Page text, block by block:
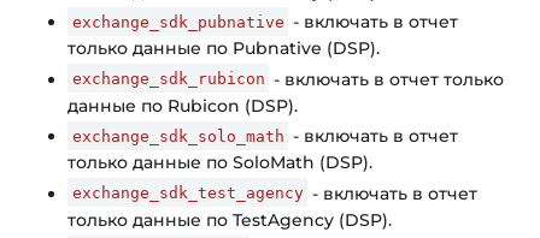
exchange_sdk_pubnative - включать в отчет
только данные по Pubnative (DSP).
exchange_sdk_rubicon - включать в отчет только
данные по Rubicon (DSP).
exchange_sdk_solo_math - включать в отчет
только данные по SoloMath (DSP).
exchange_sdk_test_agency - включать в отчет
только данные по TestAgency (DSP).